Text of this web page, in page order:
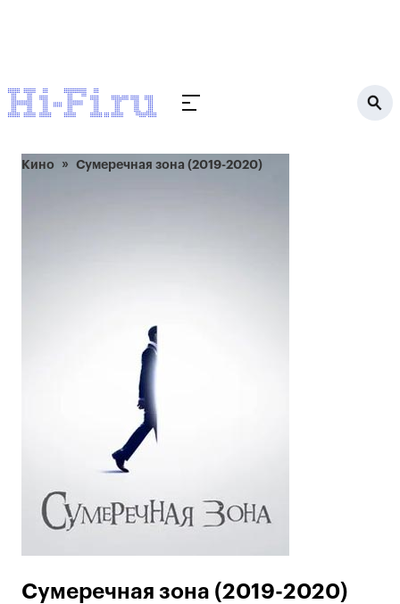
Кино Сумеречная зона (2019-2020)
Сумеречная зона (2019-2020)